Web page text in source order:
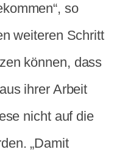
so
weiteren Schritt
können, dass
ihrer Arbeit
nicht auf die
„Damit